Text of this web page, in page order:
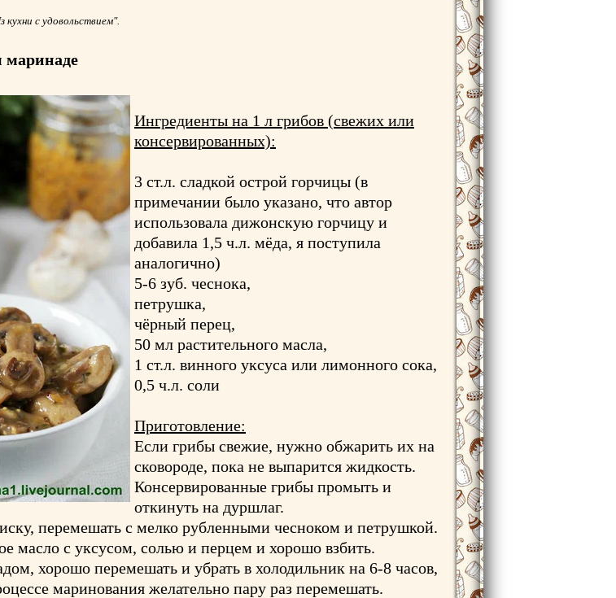
с удовольствием".
маринаде
Ингредиенты на 1 л грибов (свежих или
консервированных):
3 ст.л. сладкой острой горчицы (в
примечании было указано, что автор
использовала дижонскую горчицу и
добавила 1,5 ч.л. мёда, я поступила
аналогично)
5-6 зуб. чеснока,
петрушка,
чёрный перец,
50 мл растительного масла,
1 ст.л. винного уксуса или лимонного сока,
0,5 ч.л. соли
Приготовление:
Если грибы свежие, нужно обжарить их на
сковороде, пока не выпарится жидкость.
Консервированные грибы промыть и
откинуть на дуршлаг.
перемешать с мелко рубленными чесноком и петрушкой.
масло с уксусом, солью и перцем и хорошо взбить.
хорошо перемешать и убрать в холодильник на 6-8 часов,
маринования желательно пару раз перемешать.